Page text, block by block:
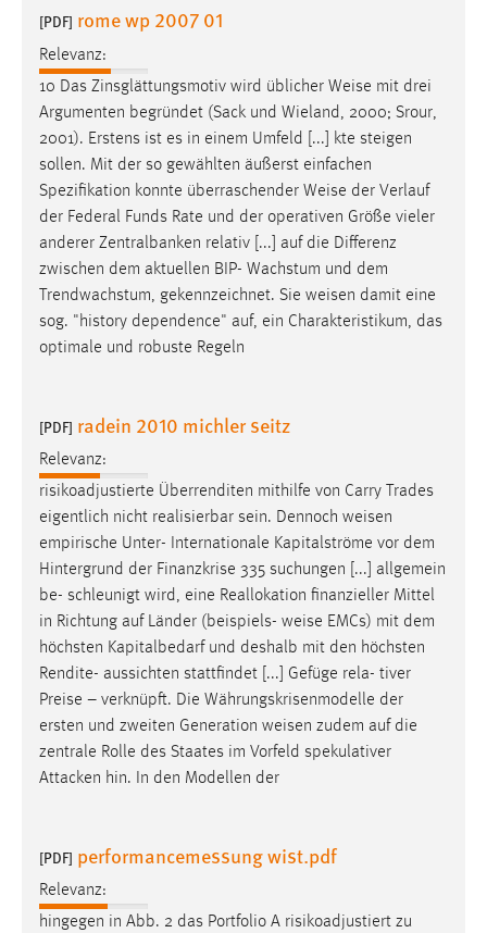
[PDF] rome wp 2007 01
Relevanz:
10 Das Zinsglättungsmotiv wird üblicher Weise mit drei
Argumenten begründet (Sack und Wieland, 2000; Srour,
2001). Erstens ist es in einem Umfeld [...] kte steigen
sollen. Mit der so gewählten äußerst einfachen
Spezifikation konnte überraschender Weise der Verlauf
der Federal Funds Rate und der operativen Größe vieler
anderer Zentralbanken relativ [...] auf die Differenz
zwischen dem aktuellen BIP- Wachstum und dem
Trendwachstum, gekennzeichnet. Sie weisen damit eine
sog. "history dependence" auf, ein Charakteristikum, das
optimale und robuste Regeln
[PDF] radein 2010 michler seitz
Relevanz:
risikoadjustierte Überrenditen mithilfe von Carry Trades
eigentlich nicht realisierbar sein. Dennoch weisen
empirische Unter- Internationale Kapitalströme vor dem
Hintergrund der Finanzkrise 335 suchungen [...] allgemein
be- schleunigt wird, eine Reallokation finanzieller Mittel
in Richtung auf Länder (beispiels- weise EMCs) mit dem
höchsten Kapitalbedarf und deshalb mit den höchsten
Rendite- aussichten stattfindet [...] Gefüge rela- tiver
Preise – verknüpft. Die Währungskrisenmodelle der
ersten und zweiten Generation weisen zudem auf die
zentrale Rolle des Staates im Vorfeld spekulativer
Attacken hin. In den Modellen der
[PDF] performancemessung wist.pdf
Relevanz:
hingegen in Abb. 2 das Portfolio A risikoadjustiert zu
EXTERNE MEDIEN
Plattformen anzeigen zu können, werden von diesen
externen Medien Cookies gesetzt.
YouTube
Vimeo